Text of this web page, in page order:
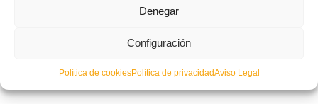
Denegar
Configuración
Política de cookiesPolítica de privacidadAviso Legal